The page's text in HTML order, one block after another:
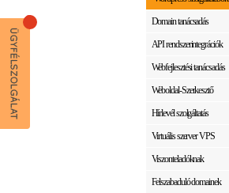
Domain tanácsadás
API rendszerintegrációk
Webfejlesztési tanácsadás
Weboldal-Szerkesztő
Hírlevél szolgáltatás
Virtuális szerver VPS
Viszonteladóknak
Felszabaduló domainek